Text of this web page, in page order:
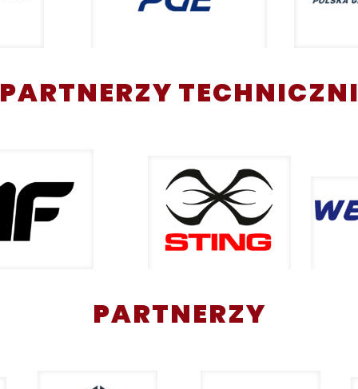
PARTNERZY
PARTNERZY